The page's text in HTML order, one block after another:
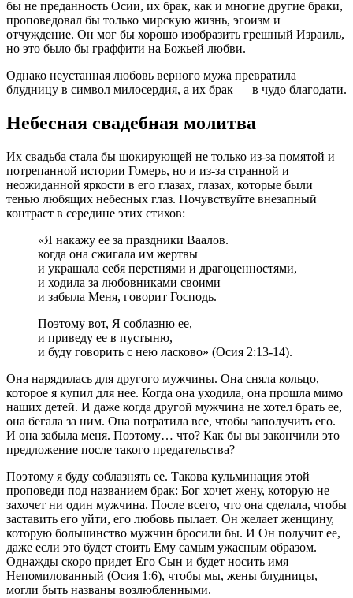
бы не преданность Осии, их брак, как и многие другие браки,
проповедовал бы только мирскую жизнь, эгоизм и
отчуждение. Он мог бы хорошо изобразить грешный Израиль,
но это было бы граффити на Божьей любви.
Однако неустанная любовь верного мужа превратила
блудницу в символ милосердия, а их брак — в чудо благодати.
Небесная свадебная молитва
Их свадьба стала бы шокирующей не только из-за помятой и
потрепанной истории Гомерь, но и из-за странной и
неожиданной яркости в его глазах, глазах, которые были
тенью любящих небесных глаз. Почувствуйте внезапный
контраст в середине этих стихов:
«Я накажу ее за праздники Ваалов.
когда она сжигала им жертвы
и украшала себя перстнями и драгоценностями,
и ходила за любовниками своими
и забыла Меня, говорит Господь.
Поэтому вот, Я соблазню ее,
и приведу ее в пустыню,
и буду говорить с нею ласково» (Осия 2:13-14).
Она нарядилась для другого мужчины. Она сняла кольцо,
которое я купил для нее. Когда она уходила, она прошла мимо
наших детей. И даже когда другой мужчина не хотел брать ее,
она бегала за ним. Она потратила все, чтобы заполучить его.
И она забыла меня. Поэтому… что? Как бы вы закончили это
предложение после такого предательства?
Поэтому я буду соблазнять ее. Такова кульминация этой
проповеди под названием брак: Бог хочет жену, которую не
захочет ни один мужчина. После всего, что она сделала, чтобы
заставить его уйти, его любовь пылает. Он желает женщину,
которую большинство мужчин бросили бы. И Он получит ее,
даже если это будет стоить Ему самым ужасным образом.
Однажды скоро придет Его Сын и будет носить имя
Непомилованный (Осия 1:6), чтобы мы, жены блудницы,
могли быть названы возлюбленными.